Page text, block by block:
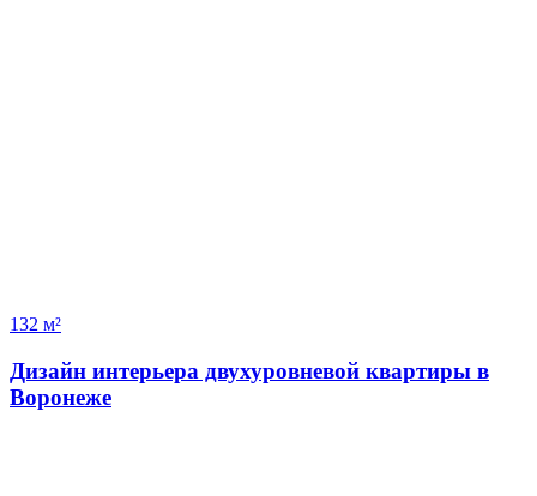
132 м²
Дизайн интерьера двухуровневой квартиры в
Воронеже